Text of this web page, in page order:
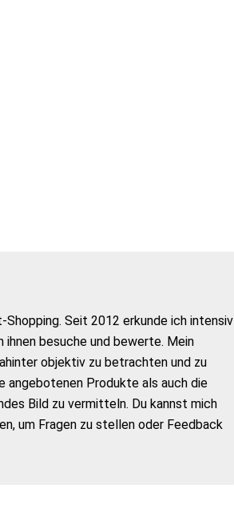
Seit 2012 erkunde ich intensiv
besuche und bewerte. Mein
objektiv zu betrachten und zu
angebotenen Produkte als auch die
Bild zu vermitteln. Du kannst mich
um Fragen zu stellen oder Feedback